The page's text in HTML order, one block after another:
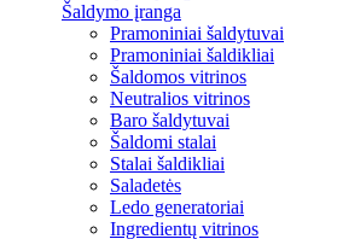
Šaldymo įranga
Pramoniniai šaldytuvai
Pramoniniai šaldikliai
Šaldomos vitrinos
Neutralios vitrinos
Baro šaldytuvai
Šaldomi stalai
Stalai šaldikliai
Saladetės
Ledo generatoriai
Ingredientų vitrinos